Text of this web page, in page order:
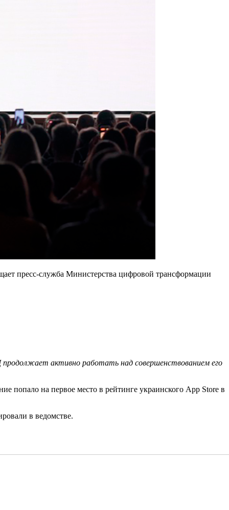
пресс-служба Министерства цифровой трансформации
активно работать над совершенствованием его
попало на первое место в рейтинге украинского App Store в
в ведомстве.